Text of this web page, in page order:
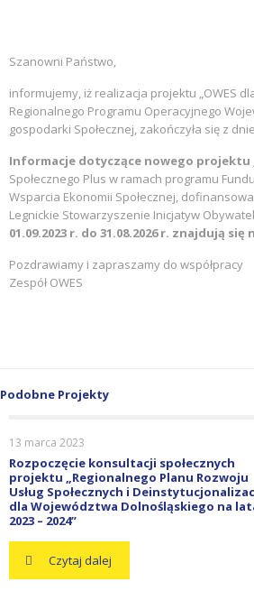
Szanowni Państwo,
informujemy, iż realizacja projektu „OWES
Regionalnego Programu Operacyjnego
gospodarki Społecznej, zakończyła się z
Informacje dotyczące nowego projektu
Społecznego Plus w ramach programu
Wsparcia Ekonomii Społecznej,
Legnickie Stowarzyszenie Inicjatyw
01.09.2023 r. do 31.08.2026 r. znajdują
Pozdrawiamy i zapraszamy do współpracy
Zespół OWES
Podobne Projekty
13 marca 2023
Rozpoczęcie konsultacji społecznych
projektu „Regionalnego Planu Rozwoju
Usług Społecznych i
dla Województwa Dolnośląskiego na
2023 – 2024”
Czytaj dalej